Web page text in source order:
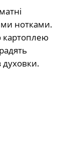
нотками.
картоплею
духовки.